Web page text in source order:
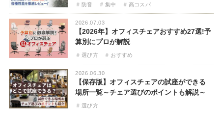
防音 集中 高コスパ
2026.07.03
【2026年】オフィスチェアおすすめ27選!予
算別にプロが解説
選び方 おすすめ
2026.06.30
【保存版】オフィスチェアの試座ができる
場所一覧～チェア選びのポイントも解説～
選び方